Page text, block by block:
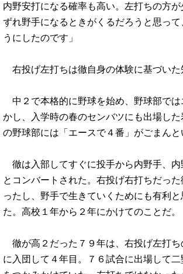
内野安打になる確率も高い。左打ちの方
ずれ野手になるときがくるだろうと思って
うにしたのです」
右投げ左打ちは徹自身の体験に基づいた
中２で本格的に野球を始め、野球部では
かし、入学時の春のセンバツにも出場し
の野球部には「エースで４番」がごまんと
徹は入部してすぐに投手から内野手、内
とコンバートされた。右投げ右打ちだっ
ったし、野手で生きていくためにも有利と
た。高校１年から２年にかけてのことだ。
徹が高２だった７９年は、右投げ左打ち
に入団して４年目。７６試合に出場して